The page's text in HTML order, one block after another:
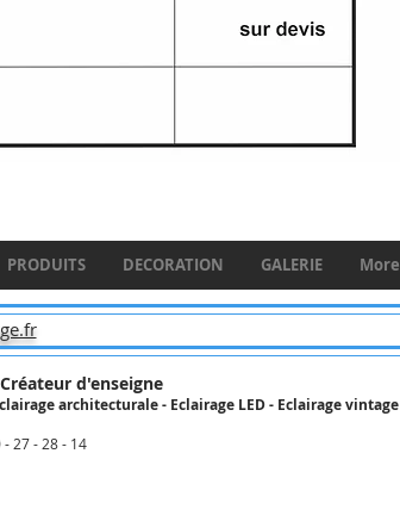
PRODUITS DECORATION GALERIE More
d'enseigne
architecturale - Eclairage LED - Eclairage vintage
27 - 28 - 14